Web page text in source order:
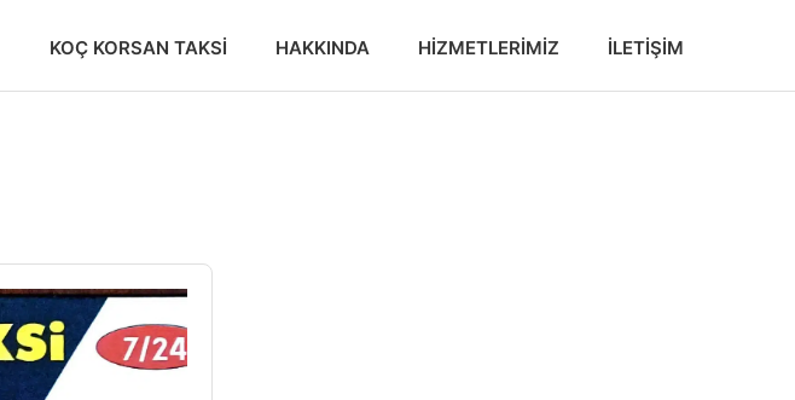
KOÇ KORSAN TAKSI HAKKINDA HIZMETLERIMIZ İLETIŞIM